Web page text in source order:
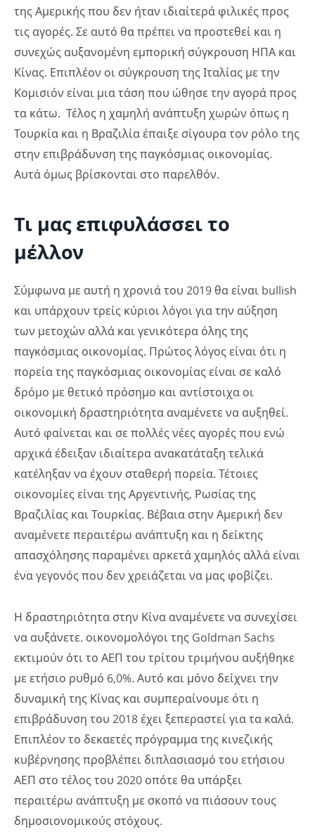
της Αμερικής που δεν ήταν ιδιαίτερά φιλικές προς
τις αγορές. Σε αυτό θα πρέπει να προστεθεί και η
συνεχώς αυξανομένη εμπορική σύγκρουση ΗΠΑ και
Κίνας. Επιπλέον οι σύγκρουση της Ιταλίας με την
Κομισιόν είναι μια τάση που ώθησε την αγορά προς
τα κάτω. Τέλος η χαμηλή ανάπτυξη χωρών όπως η
Τουρκία και η Βραζιλία έπαιξε σίγουρα τον ρόλο της
στην επιβράδυνση της παγκόσμιας οικονομίας.
Αυτά όμως βρίσκονται στο παρελθόν.
Τι μας επιφυλάσσει το
μέλλον
Σύμφωνα με αυτή η χρονιά του 2019 θα είναι bullish
και υπάρχουν τρείς κύριοι λόγοι για την αύξηση
των μετοχών αλλά και γενικότερα όλης της
παγκόσμιας οικονομίας. Πρώτος λόγος είναι ότι η
πορεία της παγκόσμιας οικονομίας είναι σε καλό
δρόμο με θετικό πρόσημο και αντίστοιχα οι
οικονομική δραστηριότητα αναμένετε να αυξηθεί.
Αυτό φαίνεται και σε πολλές νέες αγορές που ενώ
αρχικά έδειξαν ιδιαίτερα ανακατάταξη τελικά
κατέληξαν να έχουν σταθερή πορεία. Τέτοιες
οικονομίες είναι της Αργεντινής, Ρωσίας της
Βραζιλίας και Τουρκίας. Βέβαια στην Αμερική δεν
αναμένετε περαιτέρω ανάπτυξη και η δείκτης
απασχόλησης παραμένει αρκετά χαμηλός αλλά είναι
ένα γεγονός που δεν χρειάζεται να μας φοβίζει.
Η δραστηριότητα στην Κίνα αναμένετε να συνεχίσει
να αυξάνετε. οικονομολόγοι της Goldman Sachs
εκτιμούν ότι το ΑΕΠ του τρίτου τριμήνου αυξήθηκε
με ετήσιο ρυθμό 6,0%. Αυτό και μόνο δείχνει την
δυναμική της Κίνας και συμπεραίνουμε ότι η
επιβράδυνση του 2018 έχει ξεπεραστεί για τα καλά.
Επιπλέον το δεκαετές πρόγραμμα της κινεζικής
κυβέρνησης προβλέπει διπλασιασμό του ετήσιου
ΑΕΠ στο τέλος του 2020 οπότε θα υπάρξει
περαιτέρω ανάπτυξη με σκοπό να πιάσουν τους
δημοσιονομικούς στόχους.